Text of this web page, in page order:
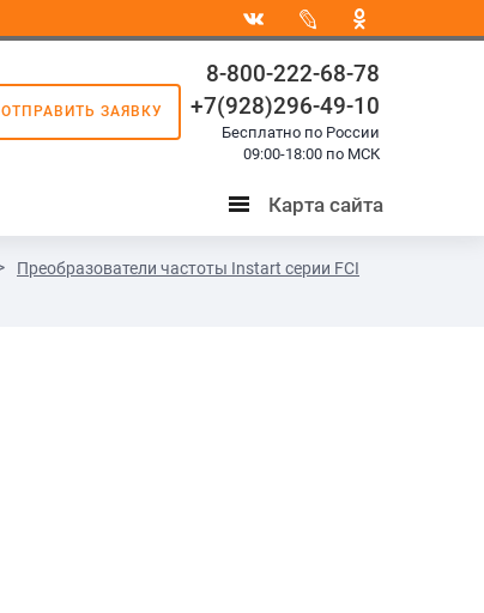
ОТПРАВИТЬ ЗАЯВКУ
8-800-222-68-78
+7(928)296-49-10
Бесплатно по России
09:00-18:00 по МСК
Карта
сайта
Карта сайта
Преобразователи частоты Instart серии FCI